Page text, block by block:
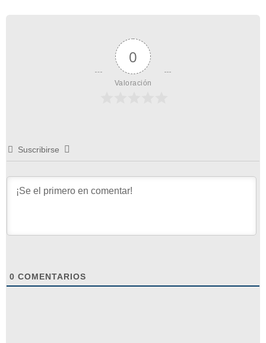
0
Valoración
Suscribirse
0 COMENTARIOS